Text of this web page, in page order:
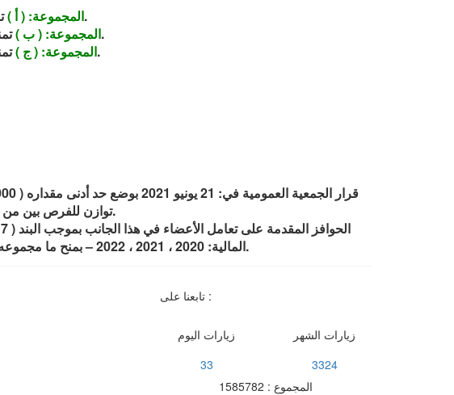
المجموعة: ( أ )تمنح الجمعية ما مجموعه 60 سهمًا للأعضاء، حسب ترتيبهم من 1 – 5 في التعامل، لكل عضو 12 سهمًا.
المجموعة: ( ب )تمنح الجمعية ما مجموعه 60 سهمًا للأعضاء، حسب ترتيبهم من 6 – 10 في التعامل، لكل عضو 10 أسهم.
المجموعة: ( ج )تمنح الجمعية ما مجموعه 60 سهمًا للأعضاء، حسب ترتيبهم من 11 – 15 في التعامل، لكل عضو 8 أسهم.
توازن للفرص بين من عائد التعامل – الشراء – مع الجمعية؛ نظرًا لأهمية رفع مستوى ولاء المساهمين والمساهمات للجمعية.
المالية: 2020 ، 2021 ، 2022 – بمنح ما مجموعه ( 75 ) سهمًا – كل عام – تم توزيعها بالتساوي بين 3 أعضاء حققوا أعلى نسبة في التعامل مع الجمعية.
تابعنا على :
زيارات اليوم
33
زيارات الشهر
3324
المجموع : 1585782